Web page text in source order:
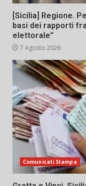
[Sicilia] Regione.
basi dei rapporti
elettorale”
7 Agosto 2026
Comunicati Stampa